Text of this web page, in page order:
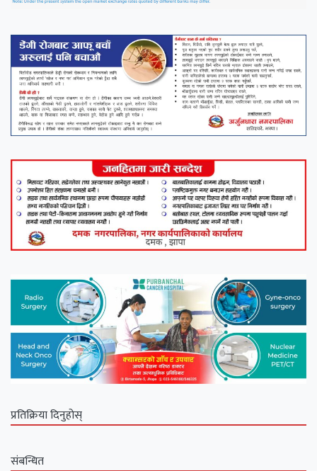
प्रतिक्रिया दिनुहोस्
संबन्धित